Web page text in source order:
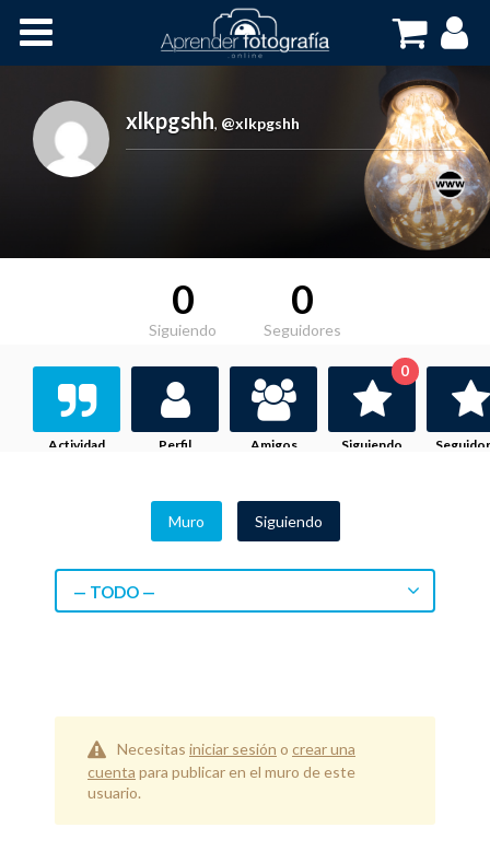
Cursos OnLine
xlkpgshh, @xlkpgshh
0
Siguiendo
0
Seguidores
Actividad Perfil Amigos Siguiendo
0
Muro Siguiendo
— TODO —
Necesitas iniciar sesión o crear una
cuenta para publicar en el muro de este
usuario.